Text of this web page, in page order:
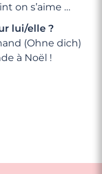
on s’aime …
lui/elle ?
(Ohne dich)
à Noël !